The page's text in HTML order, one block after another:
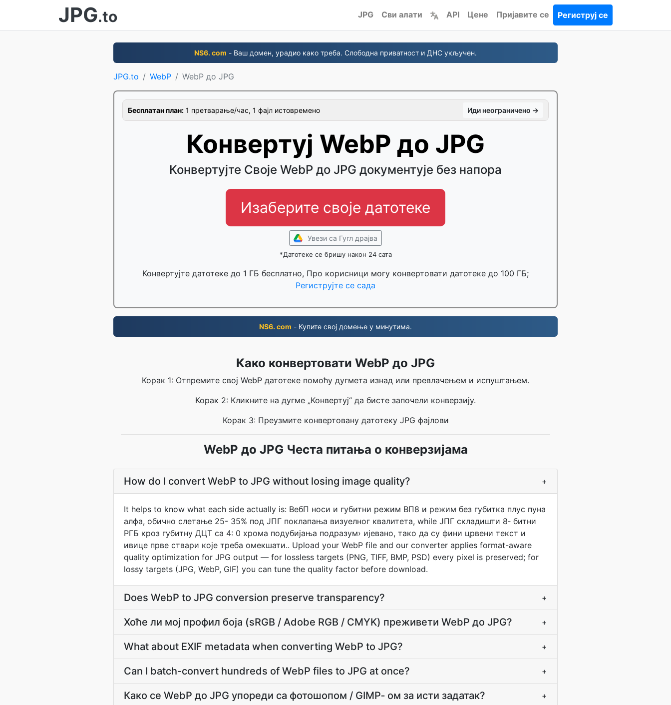
JPG.to JPG Сви алати API Цене Пријавите се Региструј се
NS6. com - Ваш домен, урадио како треба. Слободна приватност и ДНС укључен.
JPG.to WebP WebP до JPG
Бесплатан план: 1 претварање/час, 1 фајл истовремено Иди неограничено →
Конвертуј WebP до JPG
Конвертујте Своје WebP до JPG документује без напора
Изаберите своје датотеке
Увези са Гугл драјва
*Датотеке се бришу након 24 сата
Конвертујте датотеке до 1 ГБ бесплатно, Про корисници могу конвертовати датотеке до 100 ГБ;
Региструјте се сада
NS6. com - Купите свој домење у минутима.
Како конвертовати WebP до JPG
Корак 1: Отпремите свој WebP датотеке помоћу дугмета изнад или превлачењем и испуштањем.
Корак 2: Кликните на дугме „Конвертуј“ да бисте започели конверзију.
Корак 3: Преузмите конвертовану датотеку JPG фајлови
WebP до JPG Честа питања о конверзијама
How do I convert WebP to JPG without losing image quality? +
It helps to know what each side actually is: ВебП носи и губитни режим ВП8 и режим без губитка плус пуна
алфа, обично слетање 25- 35% под ЈПГ поклапања визуелног квалитета, while ЈПГ складишти 8‐ битни
РГБ кроз губитну ДЦТ са 4: 0 хрома подубијања подразум› ијевано, тако да су фини црвени текст и
ивице прве ствари које треба омекшати.. Upload your WebP file and our converter applies format-aware
quality optimization for JPG output — for lossless targets (PNG, TIFF, BMP, PSD) every pixel is preserved; for
lossy targets (JPG, WebP, GIF) you can tune the quality factor before download.
Does WebP to JPG conversion preserve transparency? +
Хоће ли мој профил боја (sRGB / Adobe RGB / CMYK) преживети WebP до JPG? +
What about EXIF metadata when converting WebP to JPG? +
Can I batch-convert hundreds of WebP files to JPG at once? +
Како се WebP до JPG упореди са фотошопом / GIMP‐ ом за исти задатак? +